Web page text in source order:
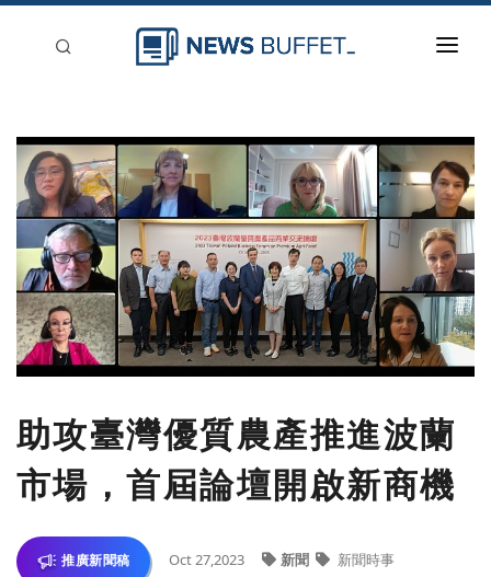
新聞稿分類
登入
刊登
助攻臺灣優質農產推進波蘭
市場，首屆論壇開啟新商機
推廣新聞稿 Oct 27,2023 新聞 新聞時事